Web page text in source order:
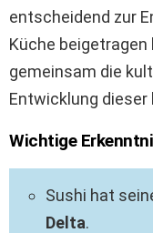
entscheidend zur
Küche beigetragen
gemeinsam die
Entwicklung
Wichtige
Sushi hat
Delta.